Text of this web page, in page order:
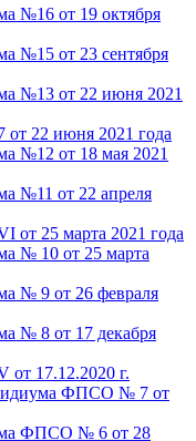
№16 от 19 октября
№15 от 23 сентября
№13 от 22 июня 2021
от 22 июня 2021 года
№12 от 18 мая 2021
№11 от 22 апреля
от 25 марта 2021 года
№ 10 от 25 марта
№ 9 от 26 февраля
№ 8 от 17 декабря
от 17.12.2020 г.
ФПСО № 7 от
ФПСО № 6 от 28